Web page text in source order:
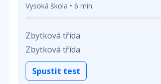
Vysoká škola • 6 min
Zbytková třída
Zbytková třída
Spustit test